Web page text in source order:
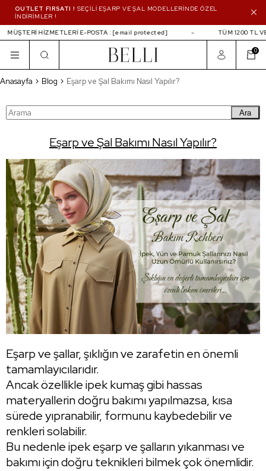
OUTLET FIRSATI ! SEÇİLİ EŞARP VE ŞAL MODELLERİNDE ÖZEL
İNDİRİMLER !
MÜŞTERİ HİZMETLERİ E-POSTA :[email protected] TÜM 1200 TL
0
Eşarp ve Şal Bakımı Nasıl Yapılır?
Anasayfa Blog Eşarp ve Şal Bakımı Nasıl Yapılır?
Ara
Eşarp ve Şal Bakımı Nasıl Yapılır?
Eşarp ve şallar, şıklığın ve zarafetin en önemli
tamamlayıcılarıdır.
Ancak özellikle ipek kumaş gibi hassas
materyallerin doğru bakımı yapılmazsa, kısa
sürede yıpranabilir, formunu kaybedebilir ve
renkleri solabilir.
Bu nedenle ipek eşarp ve şalların yıkanması ve
bakımı için doğru teknikleri bilmek çok önemlidir.